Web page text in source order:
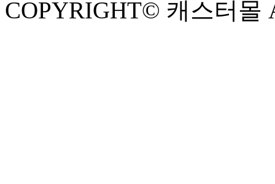
COPYRIGHT© 캐스터몰